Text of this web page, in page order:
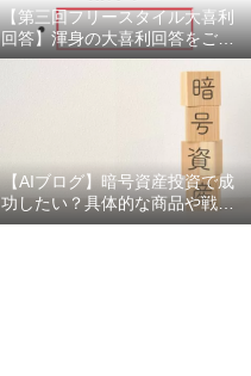
【第三回フリースタイル大喜利
回答】渾身の大喜利回答をご紹
介！
【AIブログ】暗号資産投資で成
功したい？具体的な商品や戦略
を分かりやすく解説！